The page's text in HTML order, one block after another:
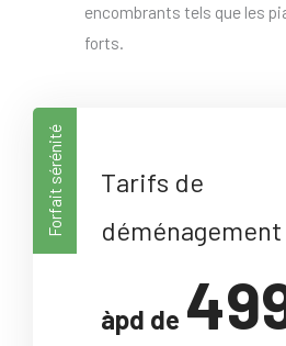
encombrants tels que les
forts.
Forfait sérénité
Tarifs de
déménagement
àpd de